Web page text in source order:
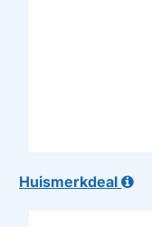
Huismerkdeal